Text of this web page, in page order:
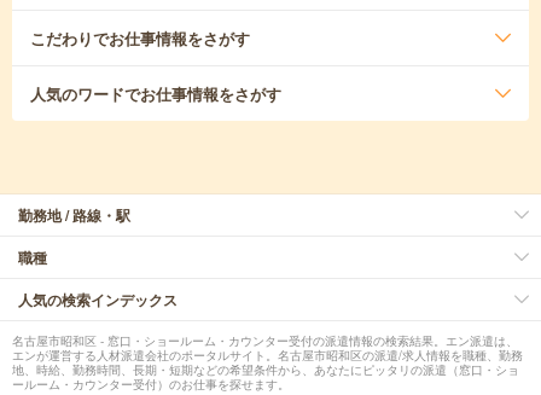
こだわりでお仕事情報をさがす
人気のワードでお仕事情報をさがす
勤務地 / 路線・駅
職種
人気の検索インデックス
名古屋市昭和区 - 窓口・ショールーム・カウンター受付の派遣情報の検索結果。エン派遣は、
エンが運営する人材派遣会社のポータルサイト。名古屋市昭和区の派遣/求人情報を職種、勤務
地、時給、勤務時間、長期・短期などの希望条件から、あなたにピッタリの派遣（窓口・ショ
ールーム・カウンター受付）のお仕事を探せます。